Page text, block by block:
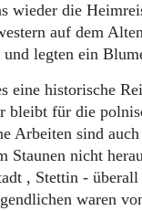
wieder die
auf dem
legten ein
eine historische
bleibt für die
Arbeiten sind
Staunen nicht
, Stettin -
waren